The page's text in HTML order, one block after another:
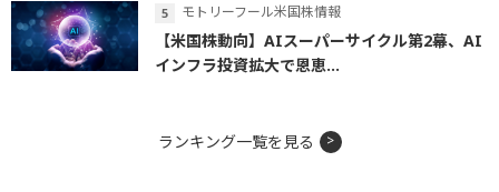
モトリーフール米国株情報
【米国株動向】AIスーパーサイクル第2幕、AI
インフラ投資拡大で恩恵...
ランキング一覧を見る